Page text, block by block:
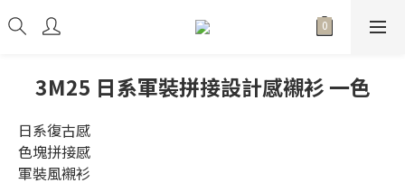
3M25 日系軍裝拼接設計感襯衫 一色
日系復古感
色塊拼接感
軍裝風襯衫